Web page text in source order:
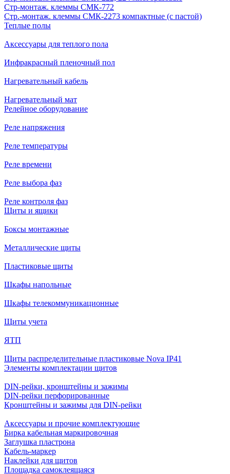
Стр-монтаж. клеммы СМК-772
Стр.-монтаж. клеммы СМК-2273 компактные (с пастой)
Теплые полы
Аксессуары для теплого пола
Инфракрасный пленочный пол
Нагревательный кабель
Нагревательный мат
Релейное оборудование
Реле напряжения
Реле температуры
Реле времени
Реле выбора фаз
Реле контроля фаз
Щиты и ящики
Боксы монтажные
Металлические щиты
Пластиковые щиты
Шкафы напольные
Шкафы телекоммуникационные
Щиты учета
ЯТП
Щиты распределительные пластиковые Nova IP41
Элементы комплектации щитов
DIN-рейки, кронштейны и зажимы
DIN-рейки перфорированные
Кронштейны и зажимы для DIN-рейки
Аксессуары и прочие комплектующие
Бирка кабельная маркировочная
Заглушка пластрона
Кабель-маркер
Наклейки для щитов
Площадка самоклеящаяся